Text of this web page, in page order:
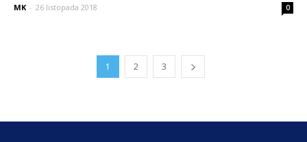
MK - 26 listopada 2018 0
1 2 3